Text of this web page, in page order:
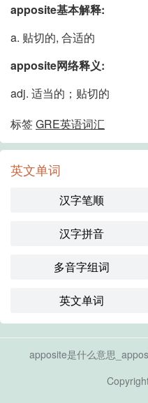
apposite基本解释:
a. 贴切的, 合适的
apposite网络释义:
adj. 适当的；贴切的
标签GRE英语词汇
英文单词
汉字笔顺
汉字拼音
多音字组词
英文单词
apposite是什么意思